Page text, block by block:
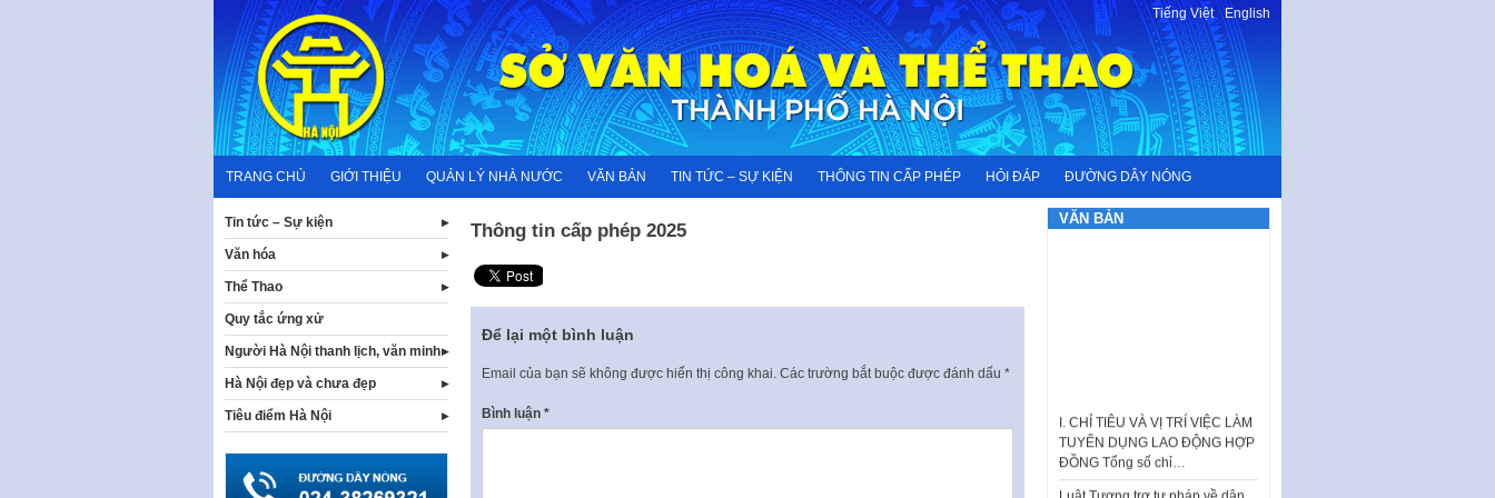
content
Tiếng Việt-English
TRANG CHỦ GIỚI THIỆU QUẢN LÝ NHÀ NƯỚC VĂN BẢN TIN TỨC – SỰ KIỆN THÔNG TIN CẤP PHÉP HỎI ĐÁP ĐƯỜNG DÂY NÓNG
Thông tin cấp phép 2025
Để lại một bình luận
Email của bạn sẽ không được hiển thị công khai. Các trường bắt buộc được đánh dấu *
Bình luận *
Tin tức – Sự kiện
Văn hóa
Thể Thao
Quy tắc ứng xử
Người Hà Nội thanh lịch, văn minh
Hà Nội đẹp và chưa đẹp
Tiêu điểm Hà Nội
VĂN BẢN
TUYỂN DỤNG LAO ĐỘNG HỢP
ĐỒNG Tổng số chỉ…
Luật Tương trợ tư pháp về dân